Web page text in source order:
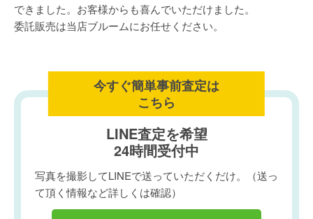
できました。お客様からも喜んでいただけました。
委託販売は当店ブルームにお任せください。
今すぐ簡単事前査定は
こちら
LINE査定を希望
24時間受付中
写真を撮影してLINEで送っていただくだけ。（送っ
て頂く情報など詳しくは確認）